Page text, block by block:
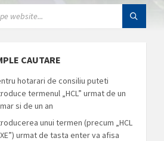
CAUTARE
hotarari de consiliu puteti
termenul „HCL” urmat de un
si de un an
unui termen (precum „HCL
urmat de tasta enter va afisa